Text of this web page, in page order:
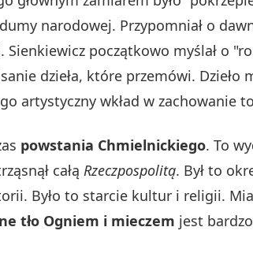
narodowej. Przypomniał o
początkowo myślał o
dzieła, które przemówi. Dzieło
artystyczny wkład w zachowanie
powstania Chmielnickiego. To
całą Rzeczpospolitą. Był to
Było to starcie kultur i religii.
tło Ogniem i mieczem jest